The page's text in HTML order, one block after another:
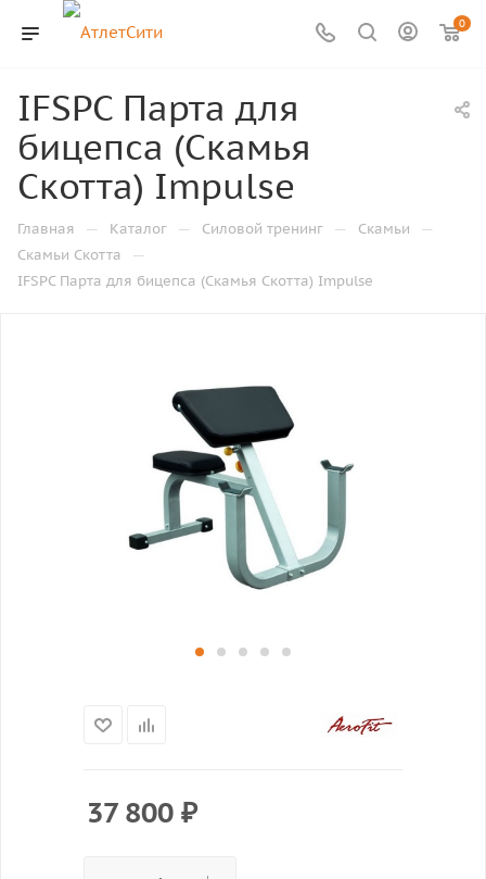
0
IFSPC Парта для
бицепса (Скамья
Скотта) Impulse
Главная — Каталог — Силовой тренинг — Скамьи —
Скамьи Скотта —
IFSPC Парта для бицепса (Скамья Скотта) Impulse
37 800 ₽